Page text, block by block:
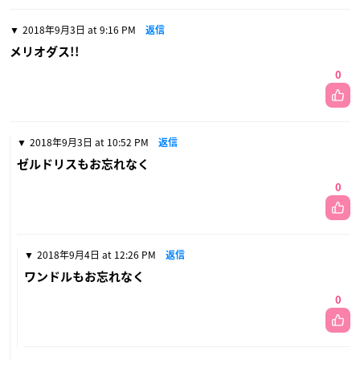
2018年9月3日 at 9:16 PM 返信
メリオダス!!
0
2018年9月3日 at 10:52 PM 返信
ゼルドリスもお忘れなく
0
2018年9月4日 at 12:26 PM 返信
ワンドルもお忘れなく
0